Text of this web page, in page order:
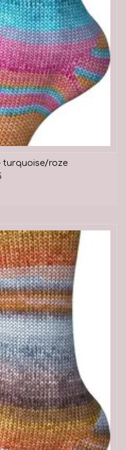
turquoise/roze